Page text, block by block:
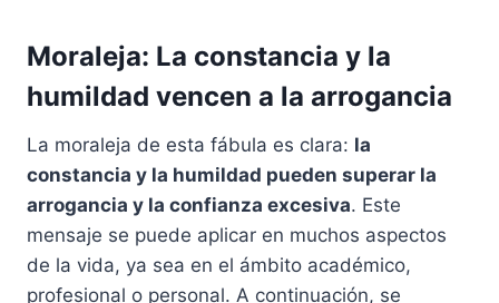
Moraleja: La constancia y la
humildad vencen a la arrogancia
La moraleja de esta fábula es clara: la
constancia y la humildad pueden superar la
arrogancia y la confianza excesiva. Este
mensaje se puede aplicar en muchos aspectos
de la vida, ya sea en el ámbito académico,
profesional o personal. A continuación, se